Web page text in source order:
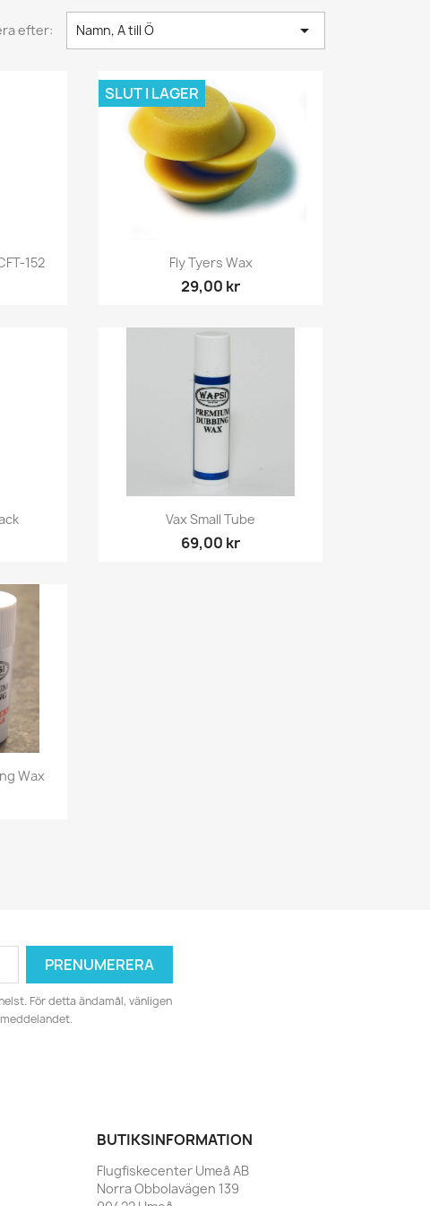
efter: Namn, A till Ö 
152 Snabbvy
Fly Tyers Wax
29,00 kr
SLUT I LAGER
Snabbvy
Vax Small Tube
69,00 kr
Wax
För detta ändamål, vänligen
BUTIKSINFORMATION
Flugfiskecenter Umeå AB
Norra Obbolavägen 139